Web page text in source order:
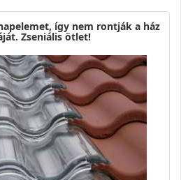
így nem rontják a ház
Zseniális ötlet!